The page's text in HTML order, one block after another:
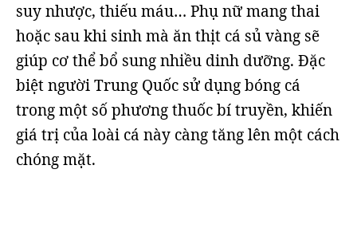
suy nhược, thiếu máu… Phụ nữ mang thai
hoặc sau khi sinh mà ăn thịt cá sủ vàng sẽ
giúp cơ thể bổ sung nhiều dinh dưỡng. Đặc
biệt người Trung Quốc sử dụng bóng cá
trong một số phương thuốc bí truyền, khiến
giá trị của loài cá này càng tăng lên một cách
chóng mặt.